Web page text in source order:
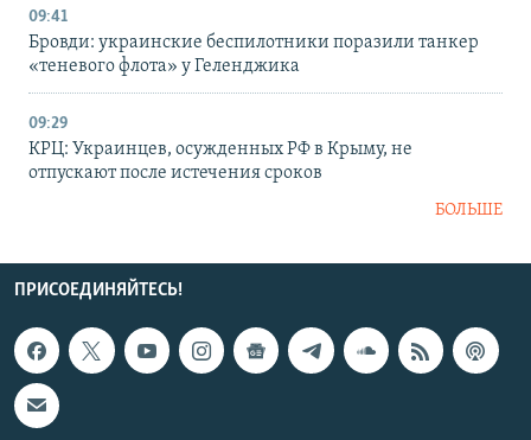
09:41
Бровди: украинские беспилотники поразили танкер
«теневого флота» у Геленджика
09:29
КРЦ: Украинцев, осужденных РФ в Крыму, не
отпускают после истечения сроков
БОЛЬШЕ
ПРИСОЕДИНЯЙТЕСЬ!